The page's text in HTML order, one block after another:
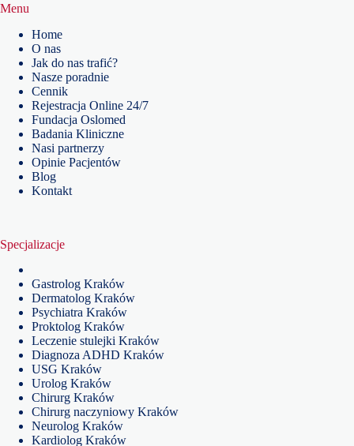
Menu
Home
O nas
Jak do nas trafić?
Nasze poradnie
Cennik
Rejestracja Online 24/7
Fundacja Oslomed
Badania Kliniczne
Nasi partnerzy
Opinie Pacjentów
Blog
Kontakt
Specjalizacje
Gastrolog Kraków
Dermatolog Kraków
Psychiatra Kraków
Proktolog Kraków
Leczenie stulejki Kraków
Diagnoza ADHD Kraków
USG Kraków
Urolog Kraków
Chirurg Kraków
Chirurg naczyniowy Kraków
Neurolog Kraków
Kardiolog Kraków